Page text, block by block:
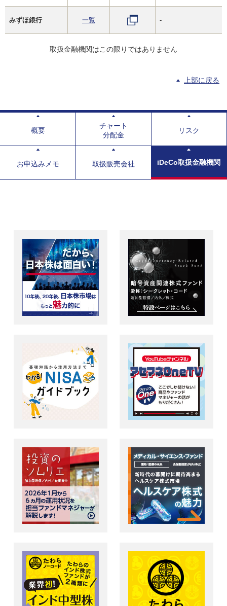
みずほ銀行 一覧 -
取扱金融機関はこの限りではありません
上部に戻る
概要
チャート
分配金
リスク
お申込みメモ 取扱販売会社 iDeCo取扱金融機関